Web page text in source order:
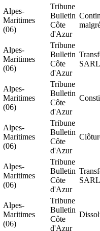
Alpes-
Maritimes
(06)
Tribune
Bulletin
Côte
d'Azur
Alpes-
Maritimes
(06)
Tribune
Bulletin
Côte
d'Azur
SARL
Alpes-
Maritimes
(06)
Tribune
Bulletin
Côte
d'Azur
Alpes-
Maritimes
(06)
Tribune
Bulletin
Côte
d'Azur
Alpes-
Maritimes
(06)
Tribune
Bulletin
Côte
d'Azur
SARL
Alpes-
Maritimes
(06)
Tribune
Bulletin
Côte
d'Azur